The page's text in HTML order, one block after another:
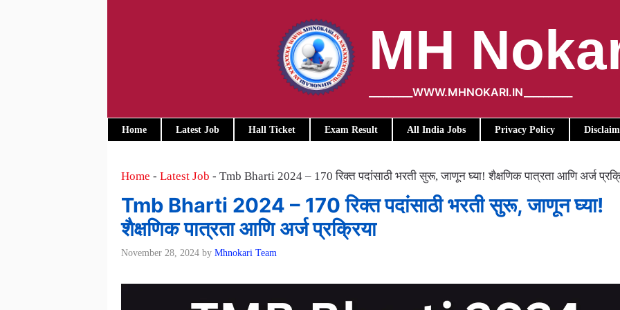
MH
_________WWW.MHNOKARI.IN__________
Home Latest Job Hall Ticket Exam Result All India Jobs Privacy Policy
Home - Latest Job - Tmb Bharti 2024 – 170 रिक्त पदांसाठी भरती सुरू, जाणून घ्या! शैक्षणिक पात्रता आणि अर्ज
Tmb Bharti 2024 – 170 रिक्त पदांसाठी भरती सुरू, जाणून घ्या!
शैक्षणिक पात्रता आणि अर्ज प्रक्रिया
November 28, 2024 by Mhnokari Team